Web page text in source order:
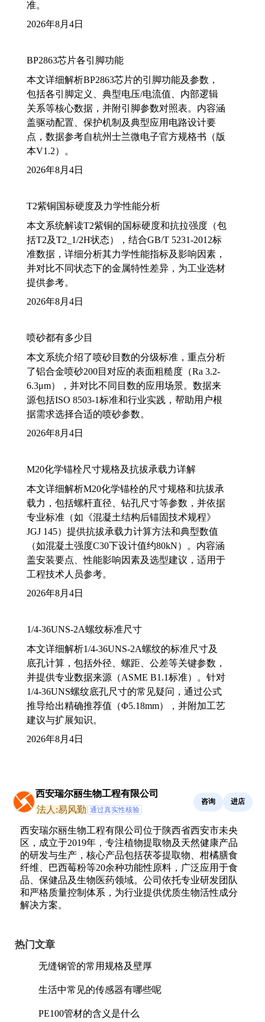
准。
2026年8月4日
BP2863芯片各引脚功能
本文详细解析BP2863芯片的引脚功能及参数，
包括各引脚定义、典型电压/电流值、内部逻辑
关系等核心数据，并附引脚参数对照表。内容涵
盖驱动配置、保护机制及典型应用电路设计要
点，数据参考自杭州士兰微电子官方规格书（版
本V1.2）。
2026年8月4日
T2紫铜国标硬度及力学性能分析
本文系统解读T2紫铜的国标硬度和抗拉强度（包
括T2及T2_1/2H状态），结合GB/T 5231-2012标
准数据，详细分析其力学性能指标及影响因素，
并对比不同状态下的金属特性差异，为工业选材
提供参考。
2026年8月4日
喷砂都有多少目
本文系统介绍了喷砂目数的分级标准，重点分析
了铝合金喷砂200目对应的表面粗糙度（Ra 3.2-
6.3μm），并对比不同目数的应用场景。数据来
源包括ISO 8503-1标准和行业实践，帮助用户根
据需求选择合适的喷砂参数。
2026年8月4日
M20化学锚栓尺寸规格及抗拔承载力详解
本文详细解析M20化学锚栓的尺寸规格和抗拔承
载力，包括螺杆直径、钻孔尺寸等参数，并依据
专业标准（如《混凝土结构后锚固技术规程》
JGJ 145）提供抗拔承载力计算方法和典型数值
（如混凝土强度C30下设计值约80kN）。内容涵
盖安装要点、性能影响因素及选型建议，适用于
工程技术人员参考。
2026年8月4日
1/4-36UNS-2A螺纹标准尺寸
本文详细解析1/4-36UNS-2A螺纹的标准尺寸及
底孔计算，包括外径、螺距、公差等关键参数，
并提供专业数据来源（ASME B1.1标准）。针对
1/4-36UNS螺纹底孔尺寸的常见疑问，通过公式
推导给出精确推荐值（Φ5.18mm），并附加工艺
建议与扩展知识。
2026年8月4日
西安瑞尔丽生物工程有限公司
法人:易风勤 通过真实性核验
咨询 进店
西安瑞尔丽生物工程有限公司位于陕西省西安市未央
区，成立于2019年，专注植物提取物及天然健康产品
的研发与生产，核心产品包括茯苓提取物、柑橘膳食
纤维、巴西莓粉等20余种功能性原料，广泛应用于食
品、保健品及生物医药领域。公司依托专业研发团队
和严格质量控制体系，为行业提供优质生物活性成分
解决方案。
热门文章
无缝钢管的常用规格及壁厚
生活中常见的传感器有哪些呢
PE100管材的含义是什么